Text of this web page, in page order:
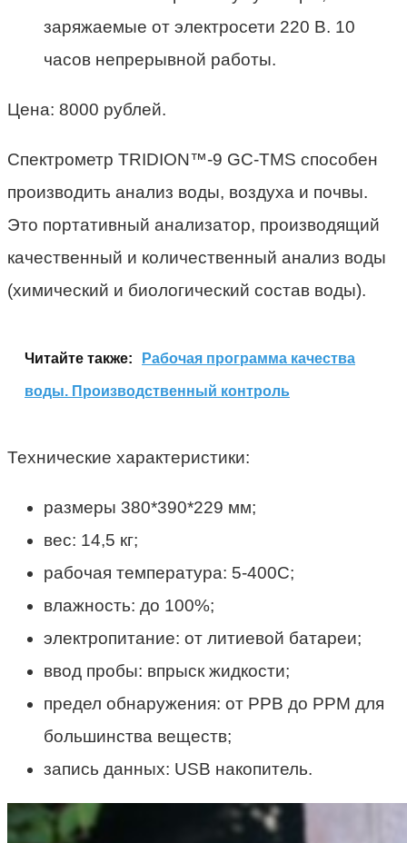
заряжаемые от электросети 220 В. 10
часов непрерывной работы.
Цена: 8000 рублей.
Спектрометр TRIDION™-9 GC-TMS способен
производить анализ воды, воздуха и почвы.
Это портативный анализатор, производящий
качественный и количественный анализ воды
(химический и биологический состав воды).
Читайте также: Рабочая программа качества
воды. Производственный контроль
Технические характеристики:
размеры 380*390*229 мм;
вес: 14,5 кг;
рабочая температура: 5-400С;
влажность: до 100%;
электропитание: от литиевой батареи;
ввод пробы: впрыск жидкости;
предел обнаружения: от РРВ до РРМ для
большинства веществ;
запись данных: USB накопитель.